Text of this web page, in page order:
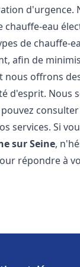
d'urgence.
eau
de chauffe-
afin de
nous offrons
d'esprit. Nous
services. Si
sur Seine,
répondre à